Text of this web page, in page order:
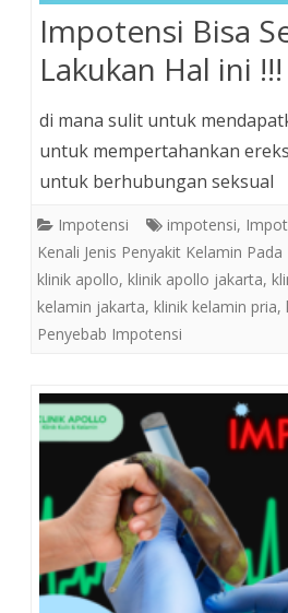
Impotensi Bisa
Lakukan Hal ini !!!
di mana sulit untuk
untuk mempertahankan
untuk berhubungan seksual
Impotensi impotensi,
Kenali Jenis Penyakit Kelamin Pada
klinik apollo, klinik apollo jakarta,
kelamin jakarta, klinik kelamin pria,
Penyebab Impotensi